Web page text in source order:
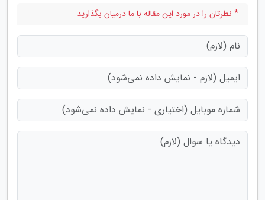
* نظرتان را در مورد این مقاله با ما درمیان بگذارید